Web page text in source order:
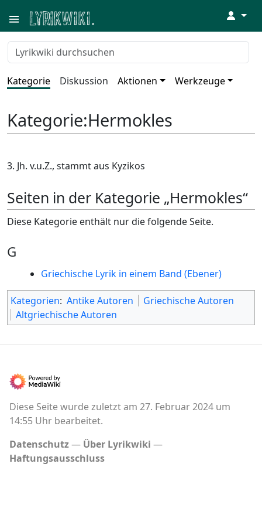
↓
Kategorie Diskussion Aktionen Werkzeuge
Kategorie:Hermokles
3. Jh. v.u.Z., stammt aus Kyzikos
Seiten in der Kategorie „Hermokles“
Diese Kategorie enthält nur die folgende Seite.
G
Griechische Lyrik in einem Band (Ebener)
Kategorien: Antike Autoren
Griechische Autoren
Altgriechische Autoren
Diese Seite wurde zuletzt am 27. Februar 2024 um
14:55 Uhr bearbeitet.
Datenschutz
Über Lyrikwiki
Haftungsausschluss